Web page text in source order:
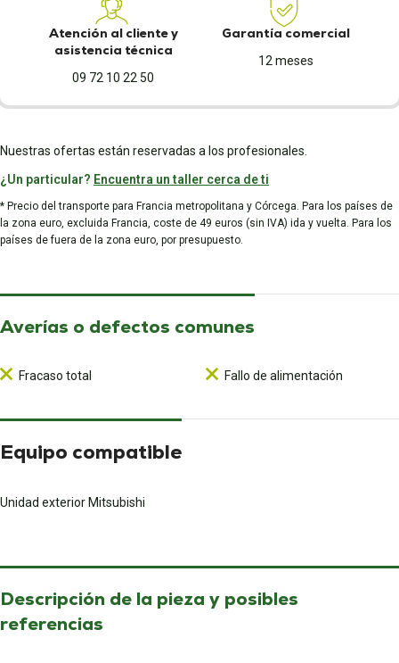
Atención al cliente y
asistencia técnica
09 72 10 22 50
Garantía comercial
12 meses
Nuestras ofertas están reservadas a los profesionales.
¿Un particular? Encuentra un taller cerca de ti
* Precio del transporte para Francia metropolitana y Córcega. Para los países de
la zona euro, excluida Francia, coste de 49 euros (sin IVA) ida y vuelta. Para los
países de fuera de la zona euro, por presupuesto.
Averías o defectos comunes
Fracaso total Fallo de alimentación
Equipo compatible
Unidad exterior Mitsubishi
Descripción de la pieza y posibles
referencias